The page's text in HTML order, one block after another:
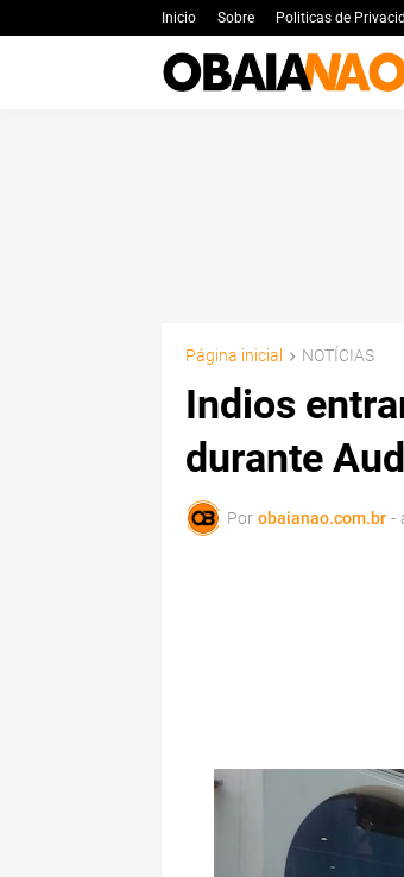
Inicio Sobre Politicas de
Página inicial NOTÍCIAS
Indios
durante
Por obaianao.com.br -